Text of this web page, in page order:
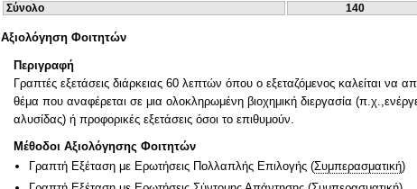
Σύνολο
140
Αξιολόγηση Φοιτητών
Περιγραφή
Γραπτές εξετάσεις διάρκειας 60 λεπτών όπου ο εξεταζόμενος καλείται
θέμα που αναφέρεται σε μια ολοκληρωμένη βιοχημική διεργασία
αλυσίδας) ή προφορικές εξετάσεις όσοι το επιθυμούν.
Μέθοδοι Αξιολόγησης Φοιτητών
Γραπτή Εξέταση με Ερωτήσεις Πολλαπλής Επιλογής (Συμπερασματική)